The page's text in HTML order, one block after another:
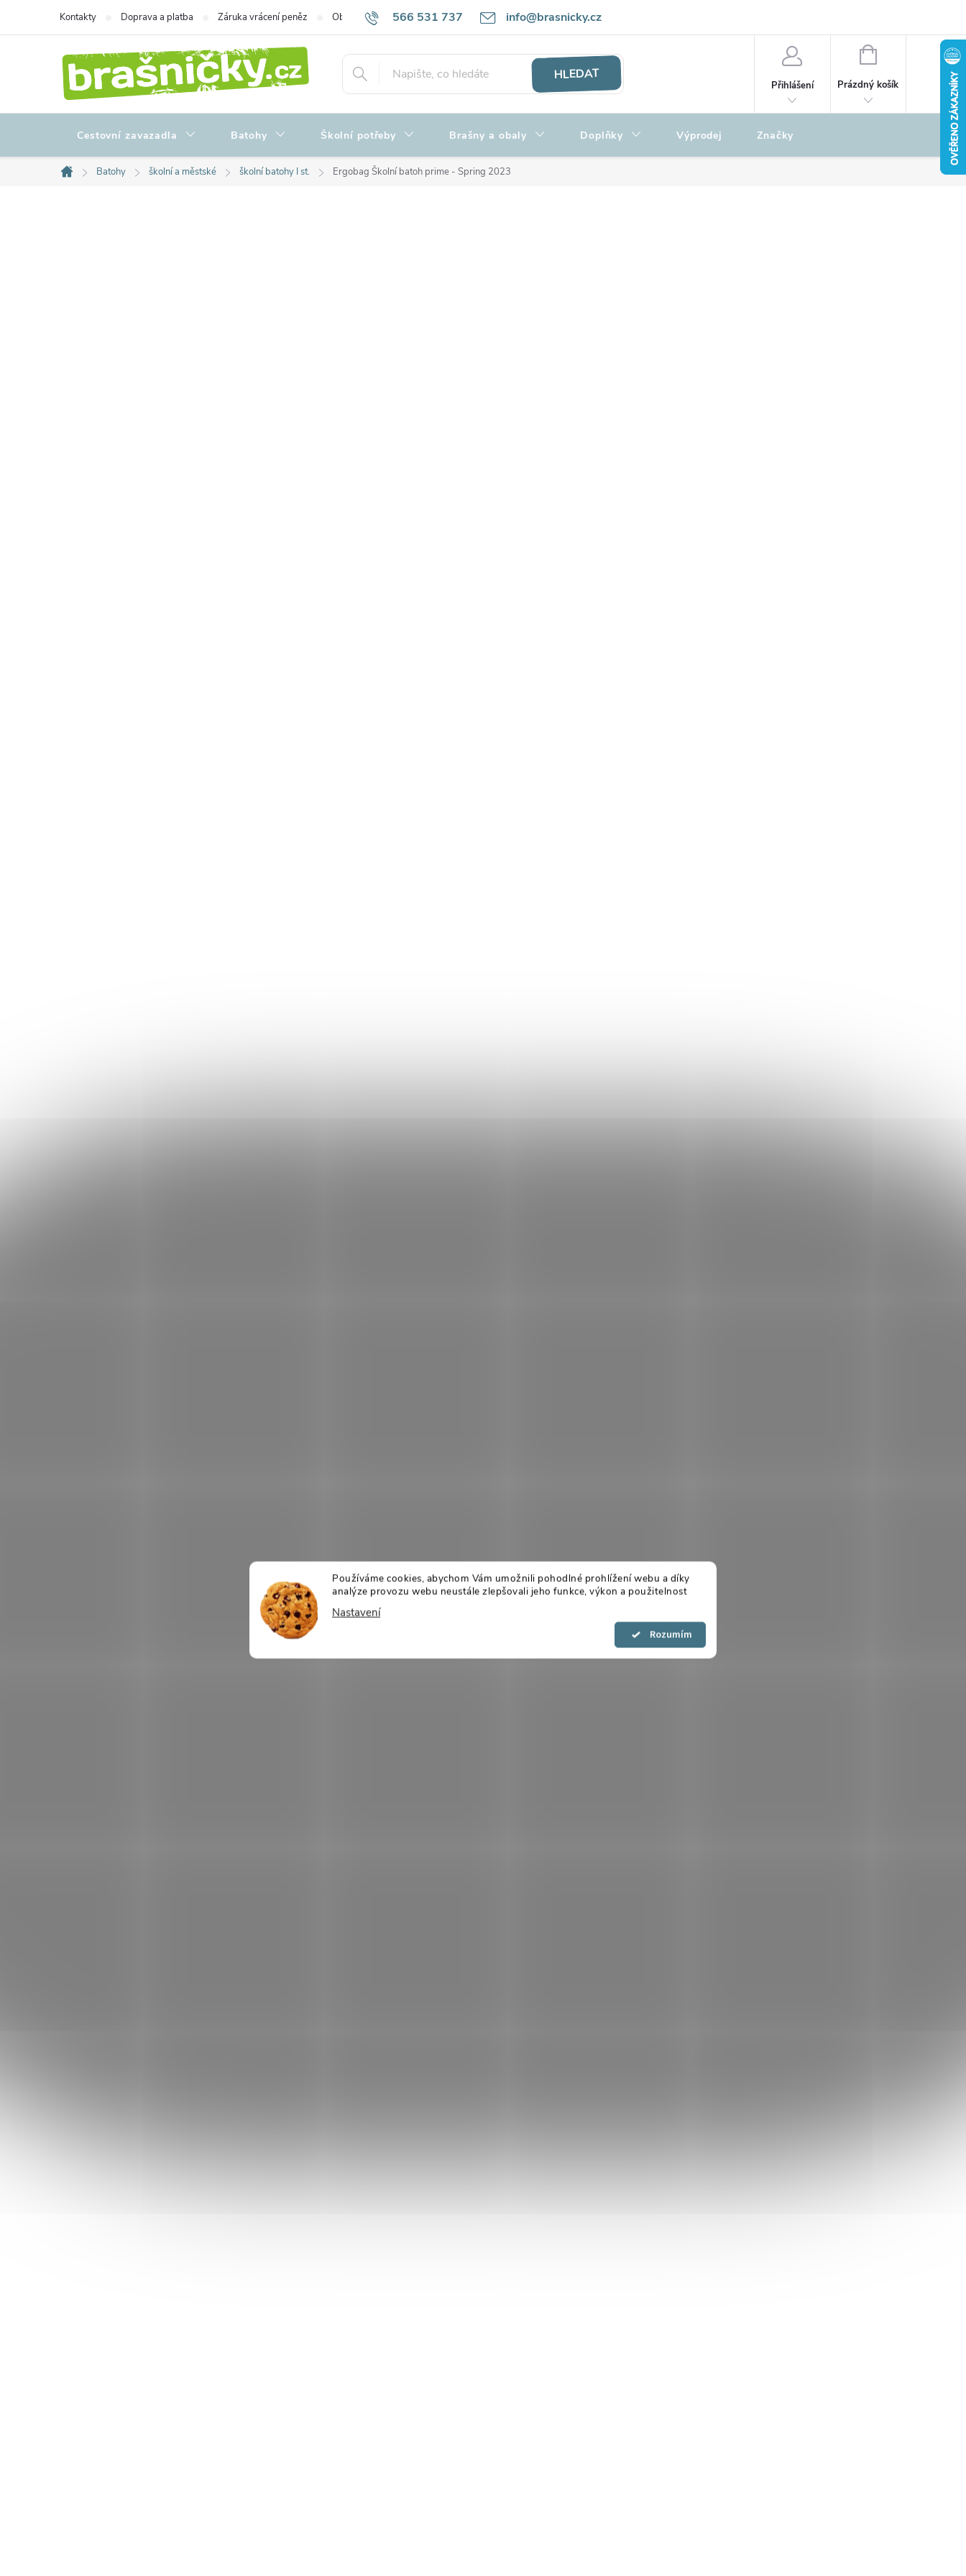
Používáme cookies, abychom Vám umožnili pohodlné prohlížení webu a díky
analýze provozu webu neustále zlepšovali jeho funkce, výkon a použitelnost
Nastavení
Souhlasím
566 531 737 info@brasnicky.cz
Kontakty Doprava a platba Záruka vrácení peněz Obchodní podmínky Zpracování osobních údajů Hodnocení obchodu
HLEDAT
Přihlášení
NÁKUPNÍ
Prázdný košík
Cestovní zavazadla Batohy Školní potřeby Brašny a obaly Doplňky Výprodej Značky
Domů
Batohy školní a městské školní batohy I st. Ergobag Školní batoh prime - Spring 2023